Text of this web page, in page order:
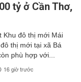
tỷ ở Cần Thơ,
Khu đô thị mới Mái
thị mới tại xã Bá
phù hợp với...
16 giờ trước